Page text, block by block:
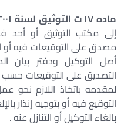
ماده ۱۷ ت التوثيق لسنة ۲۰۰۱:
إلى مكتب التوثيق أو أحد
مصدق على التوقيعات فيه أو
أصل التوكيل ودفتر بیان
التصديق على التوقيعات حسب
لمقدمه باتخاذ اللازم
التوقيع فيه أو بتوجيه إنذار
بالغاء التوكيل أو التنازل عنه .